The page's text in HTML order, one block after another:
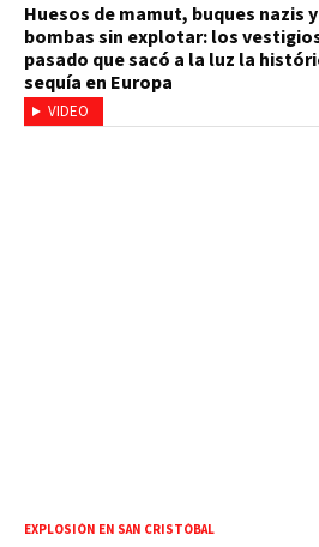
VIDEO
Huesos de mamut, buques nazis y
bombas sin explotar: los
pasado que sacó a la luz la
sequía en Europa
EXPLOSIÓN EN SAN CRISTÓBAL